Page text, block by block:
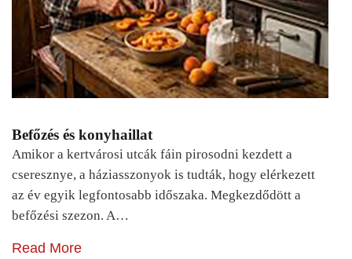
Befőzés és konyhaillat
Amikor a kertvárosi utcák fáin pirosodni kezdett a
cseresznye, a háziasszonyok is tudták, hogy elérkezett
az év egyik legfontosabb időszaka. Megkezdődött a
befőzési szezon. A…
Read More